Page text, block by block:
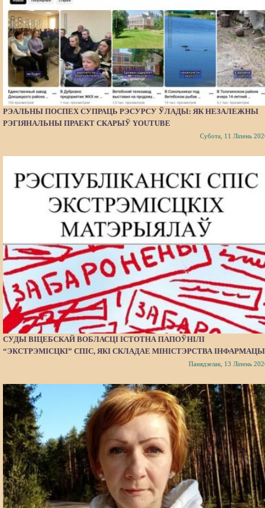
РЭАЛЬНЫ ПОСПЕХ СУПРАЦЬ РЭСУРСУ ЎЛАДЫ: ЯК НЕЗАЛЕЖНЫ
РЭГІЯНАЛЬНЫ ПРАЕКТ СКАРЫЎ YOUTUBE
Субота, 11 Ліпень
СУДЫ ВІЦЕБСКАЙ ВОБЛАСЦІ ІСТОТНА ПАПОЎНІЛІ
“ЭКСТРЭМІСЦКІ” СПІС, ЯКІ СКЛАДАЕ МІНІСТЭРСТВА
Панядзелак, 13 Ліпень